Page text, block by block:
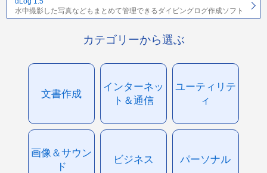
水中撮影した写真などもまとめて管理できるダイビングログ作成ソフト
カテゴリーから選ぶ
文書作成
インターネッ
ト＆通信
ユーティリテ
ィ
画像＆サウン
ド
ビジネス パーソナル